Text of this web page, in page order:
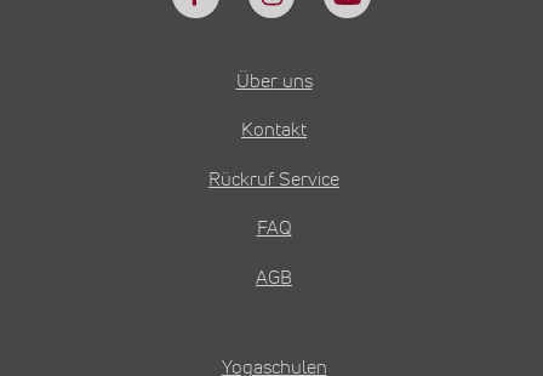
Über uns
Kontakt
Rückruf Service
FAQ
AGB
Yogaschulen